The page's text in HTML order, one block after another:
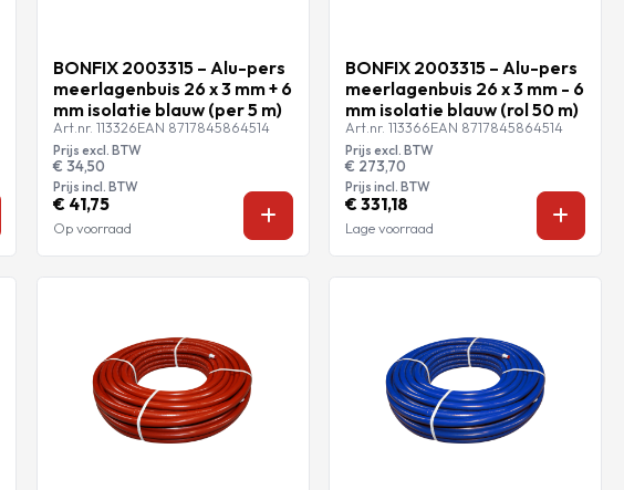
BONFIX 2003315 – Alu-pers
meerlagenbuis 26 x 3 mm + 6
mm isolatie blauw (per 5 m)
Art.nr. 113326EAN 8717845864514
Prijs excl. BTW
€ 34,50
Prijs incl. BTW
€ 41,75
Op voorraad
BONFIX 2003315 – Alu-pers
meerlagenbuis 26 x 3 mm - 6
mm isolatie blauw (rol 50 m)
Art.nr. 113366EAN 8717845864514
Prijs excl. BTW
€ 273,70
Prijs incl. BTW
€ 331,18
Lage voorraad